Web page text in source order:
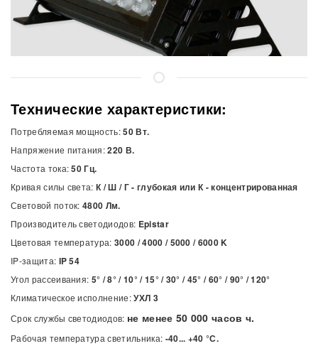
Технические характеристики:
Потребляемая мощность:50 Вт.
Напряжение питания:220 В.
Частота тока:50 Гц.
Кривая силы света:К / Ш / Г - глубокая или К - концентрированная
Световой поток:4800 Лм.
Производитель светодиодов: Epistar
Цветовая температура:3000 / 4000 / 5000 / 6000K
IP-защита: IP 54
Угол рассеивания: 5° / 8° / 10° / 15° / 30° / 45° / 60° / 90° / 120°
Климатическое исполнение:УХЛ 3
Срок службы светодиодов: не менее 50 000 часов ч.
Рабочая температура светильника: -40... +40 °С.